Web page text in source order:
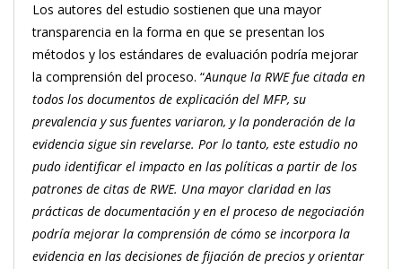
Los autores del estudio sostienen que una mayor
transparencia en la forma en que se presentan los
métodos y los estándares de evaluación podría mejorar
la comprensión del proceso. “Aunque la RWE fue citada en
todos los documentos de explicación del MFP, su
prevalencia y sus fuentes variaron, y la ponderación de la
evidencia sigue sin revelarse. Por lo tanto, este estudio no
pudo identificar el impacto en las políticas a partir de los
patrones de citas de RWE. Una mayor claridad en las
prácticas de documentación y en el proceso de negociación
podría mejorar la comprensión de cómo se incorpora la
evidencia en las decisiones de fijación de precios y orientar